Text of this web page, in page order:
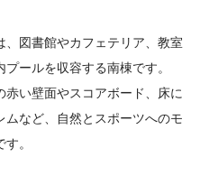
図書館やカフェテリア、教室
ールを収容する南棟です。
い壁面やスコアボード、床に
など、自然とスポーツへのモ
。